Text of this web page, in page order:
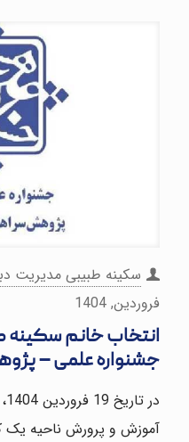
سکینه طبیبی مدیریت
فروردین, 1404
انتخاب خانم سکینه
جشنواره علمی –
آموزش و پرورش ناحیه یک